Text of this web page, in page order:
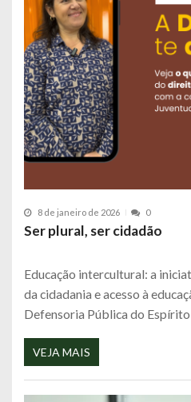
8 de janeiro de 2026 0
Ser plural, ser cidadão
Educação intercultural: a
da cidadania e acesso à
Defensoria Pública do Espírito
VEJA MAIS